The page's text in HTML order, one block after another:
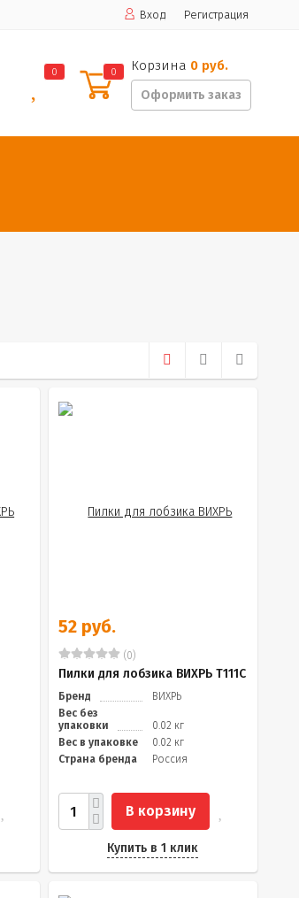
Вход Регистрация
0 0 Корзина 0 руб.
Оформить заказ
52 руб.
(0)
Пилки для лобзика ВИХРЬ Т111C
Бренд
ВИХРЬ
Вес без
упаковки
0.02 кг
Вес в упаковке
0.02 кг
Страна бренда
Россия
В корзину
Купить в 1 клик